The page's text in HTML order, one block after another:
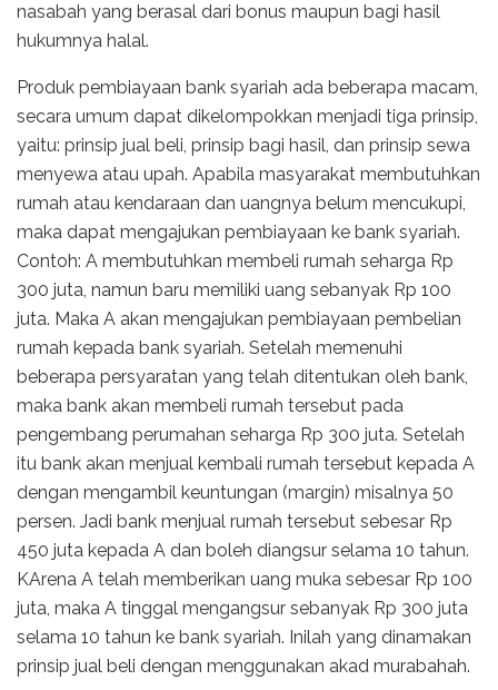
nasabah yang berasal dari bonus maupun bagi hasil
hukumnya halal.
Produk pembiayaan bank syariah ada beberapa macam,
secara umum dapat dikelompokkan menjadi tiga prinsip,
yaitu: prinsip jual beli, prinsip bagi hasil, dan prinsip sewa
menyewa atau upah. Apabila masyarakat membutuhkan
rumah atau kendaraan dan uangnya belum mencukupi,
maka dapat mengajukan pembiayaan ke bank syariah.
Contoh: A membutuhkan membeli rumah seharga Rp
300 juta, namun baru memiliki uang sebanyak Rp 100
juta. Maka A akan mengajukan pembiayaan pembelian
rumah kepada bank syariah. Setelah memenuhi
beberapa persyaratan yang telah ditentukan oleh bank,
maka bank akan membeli rumah tersebut pada
pengembang perumahan seharga Rp 300 juta. Setelah
itu bank akan menjual kembali rumah tersebut kepada A
dengan mengambil keuntungan (margin) misalnya 50
persen. Jadi bank menjual rumah tersebut sebesar Rp
450 juta kepada A dan boleh diangsur selama 10 tahun.
KArena A telah memberikan uang muka sebesar Rp 100
juta, maka A tinggal mengangsur sebanyak Rp 300 juta
selama 10 tahun ke bank syariah. Inilah yang dinamakan
prinsip jual beli dengan menggunakan akad murabahah.